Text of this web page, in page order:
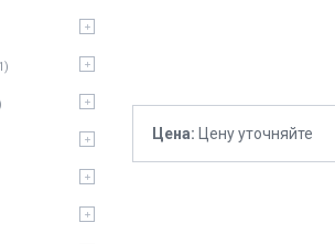
Цена: Цену уточняйте